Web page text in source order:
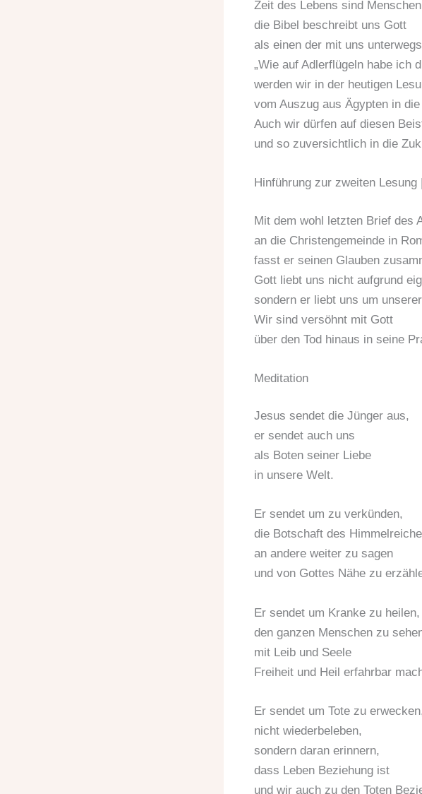
Zeit des Lebens sind
die Bibel beschreibt uns Gott
als einen der mit uns
„Wie auf Adlerflügeln habe ich
werden wir in der heutigen
vom Auszug aus Ägypten in
Auch wir dürfen auf diesen
und so zuversichtlich in die
Hinführung zur zweiten Lesung
Mit dem wohl letzten Brief des
an die Christengemeinde in
fasst er seinen Glauben
Gott liebt uns nicht aufgrund
sondern er liebt uns um
Wir sind versöhnt mit Gott
über den Tod hinaus in seine
Meditation
Jesus sendet die Jünger aus,
er sendet auch uns
als Boten seiner Liebe
in unsere Welt.
Er sendet um zu verkünden,
die Botschaft des
an andere weiter zu sagen
und von Gottes Nähe zu
Er sendet um Kranke zu heilen,
den ganzen Menschen zu
mit Leib und Seele
Freiheit und Heil erfahrbar
Er sendet um Tote zu
nicht wiederbeleben,
sondern daran erinnern,
dass Leben Beziehung ist
und wir auch zu den Toten